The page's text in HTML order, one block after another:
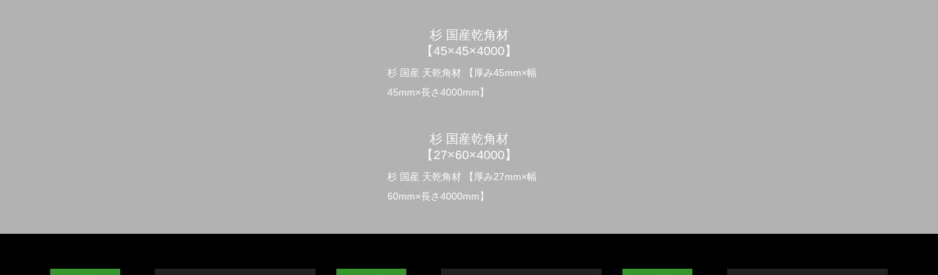
杉 国産乾角材
【45×45×4000】
杉 国産 天乾角材 【厚み45mm×幅
45mm×長さ4000mm】
杉 国産乾角材
【27×60×4000】
杉 国産 天乾角材 【厚み27mm×幅
60mm×長さ4000mm】